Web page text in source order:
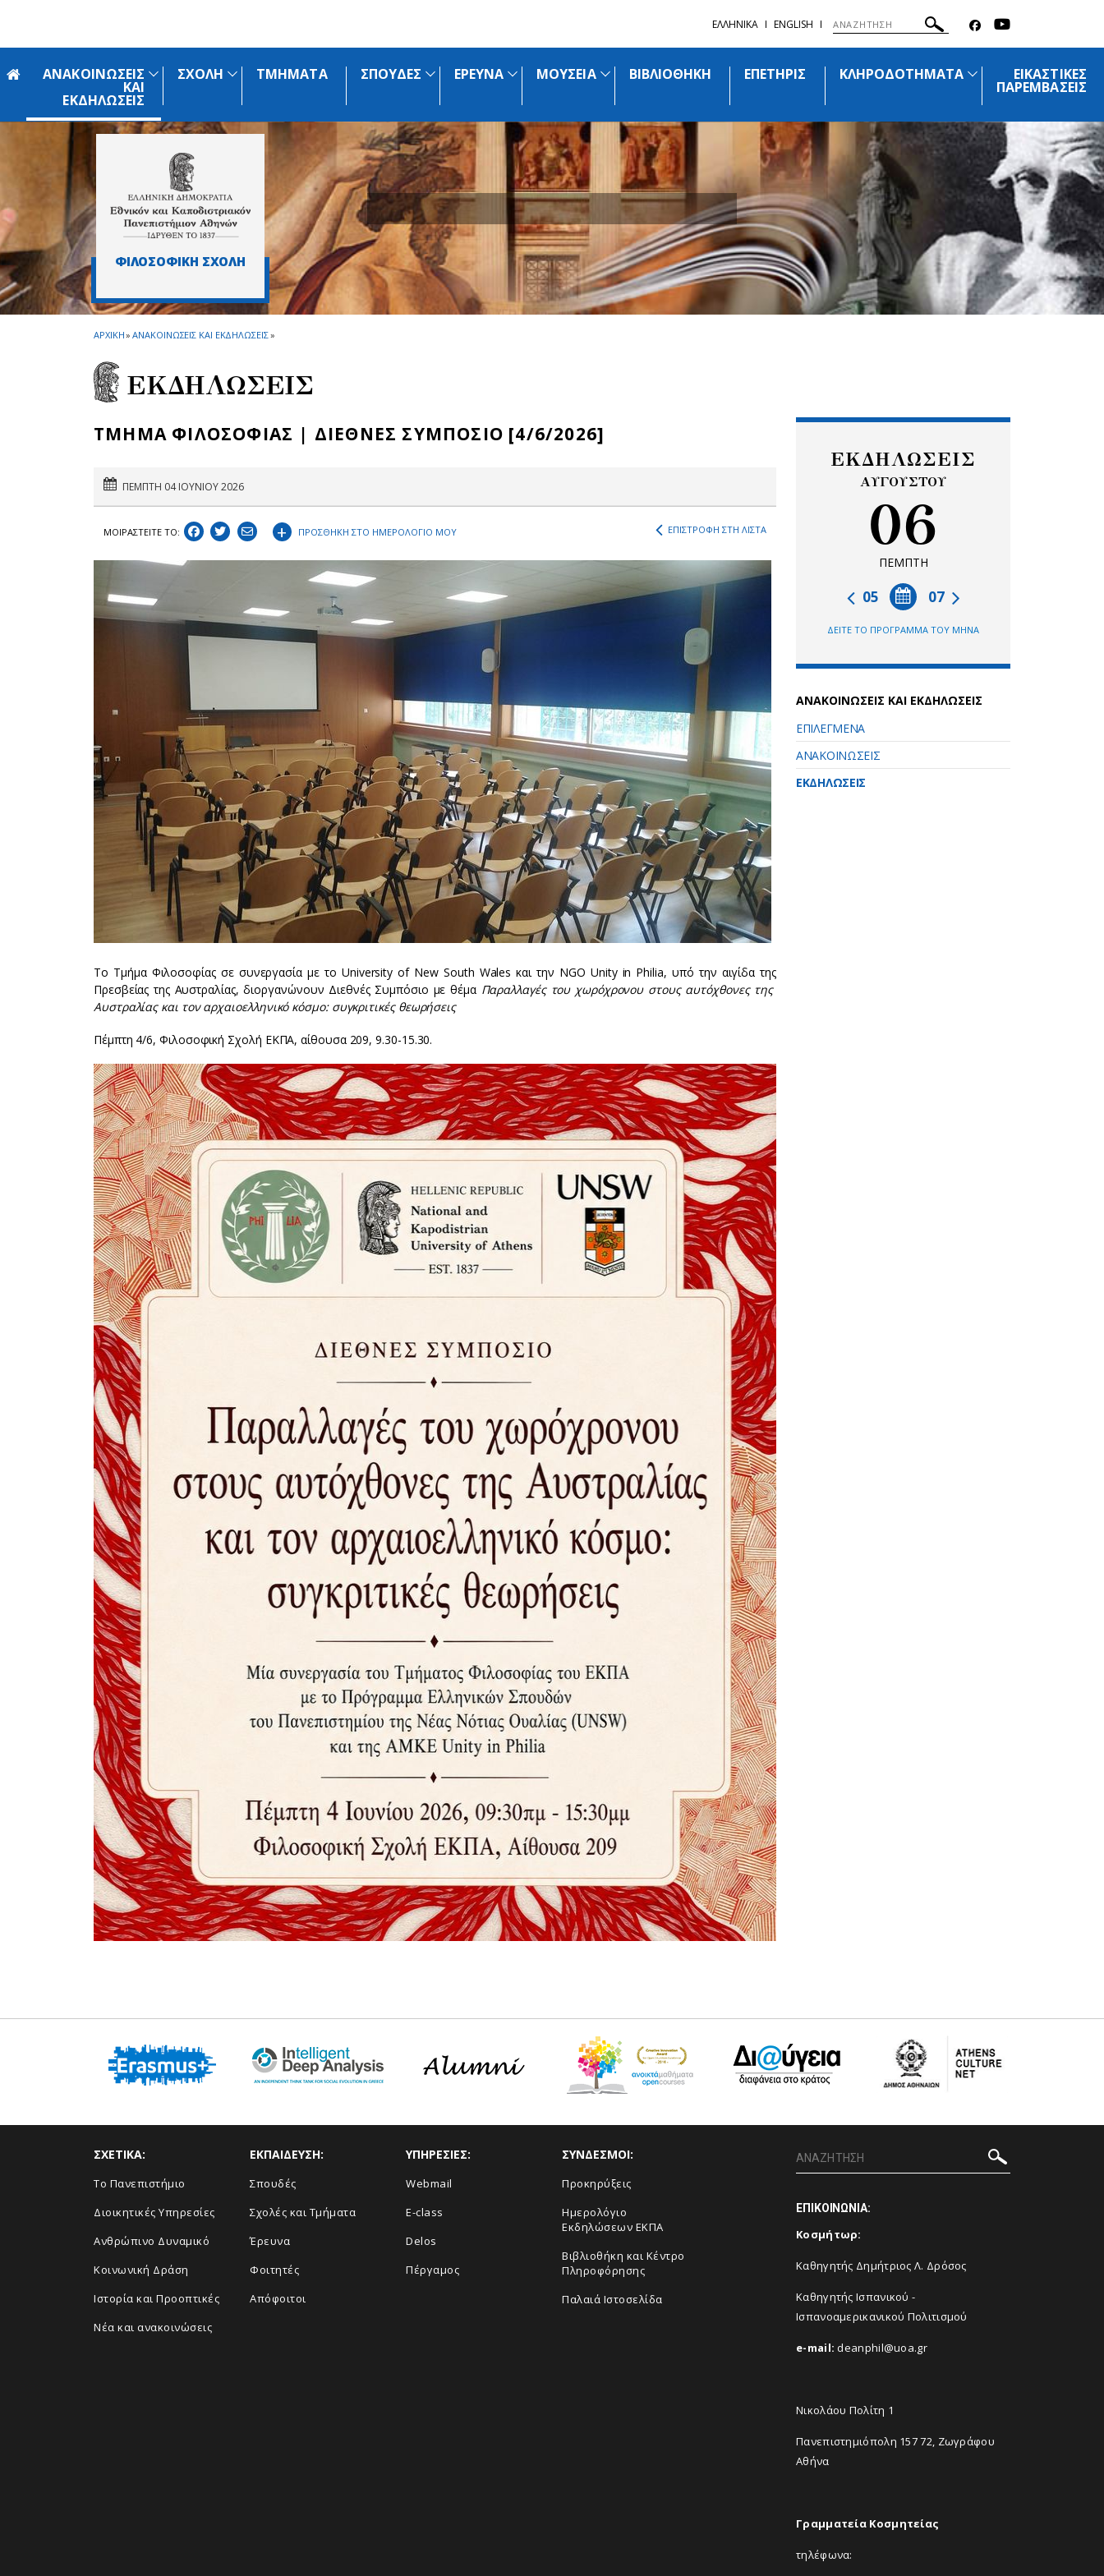
ΕΛΛΗΝΙΚΑ ENGLISH
ΑΝΑΚΟΙΝΩΣΕΙΣ
ΚΑΙ
ΕΚΔΗΛΩΣΕΙΣ
ΣΧΟΛΗ ΤΜΗΜΑΤΑ ΣΠΟΥΔΕΣ ΕΡΕΥΝΑ ΜΟΥΣΕΙΑ ΒΙΒΛΙΟΘΗΚΗ ΕΠΕΤΗΡΙΣ ΚΛΗΡΟΔΟΤΗΜΑΤΑ ΕΙΚΑΣΤΙΚΕΣ
ΠΑΡΕΜΒΑΣΕΙΣ
ΦΙΛΟΣΟΦΙΚΗ ΣΧΟΛΗ
ΑΡΧΙΚΗ» ΑΝΑΚΟΙΝΩΣΕΙΣ ΚΑΙ ΕΚΔΗΛΩΣΕΙΣ»
ΕΚΔΗΛΩΣΕΙΣ
ΤΜΗΜΑ ΦΙΛΟΣΟΦΙΑΣ | ΔΙΕΘΝΕΣ ΣΥΜΠΟΣΙΟ [4/6/2026]
ΠΕΜΠΤΗ 04 ΙΟΥΝΙΟΥ 2026
ΜΟΙΡΑΣΤEIΤΕ ΤΟ: + ΠΡΟΣΘΗΚΗ ΣΤΟ ΗΜΕΡΟΛΟΓΙΟ ΜΟΥ ΕΠΙΣΤΡΟΦΗ ΣΤΗ ΛΙΣΤΑ
Το Τμήμα Φιλοσοφίας σε συνεργασία με το University of New South Wales και την NGO Unity in Philia, υπό την αιγίδα της
Πρεσβείας της Αυστραλίας, διοργανώνουν Διεθνές Συμπόσιο με θέμα Παραλλαγές του χωρόχρονου στους αυτόχθονες της
Αυστραλίας και τον αρχαιοελληνικό κόσμο: συγκριτικές θεωρήσεις
Πέμπτη 4/6, Φιλοσοφική Σχολή ΕΚΠΑ, αίθουσα 209, 9.30-15.30.
ΕΚΔΗΛΩΣΕΙΣ
ΑΥΓΟΥΣΤΟΥ
06
ΠΕΜΠΤΗ
07
05
ΔΕΙΤΕ ΤΟ ΠΡΟΓΡΑΜΜΑ ΤΟΥ ΜΗΝΑ
ΑΝΑΚΟΙΝΩΣΕΙΣ ΚΑΙ ΕΚΔΗΛΩΣΕΙΣ
ΕΠΙΛΕΓΜΕΝΑ
ΑΝΑΚΟΙΝΩΣΕΙΣ
ΕΚΔΗΛΩΣΕΙΣ
ΣΧΕΤΙΚΑ:
Το Πανεπιστήμιο
Διοικητικές Υπηρεσίες
Ανθρώπινο Δυναμικό
Κοινωνική Δράση
Ιστορία και Προοπτικές
Νέα και ανακοινώσεις
ΕΚΠΑΙΔΕΥΣΗ:
Σπουδές
Σχολές και Τμήματα
Έρευνα
Φοιτητές
Απόφοιτοι
ΥΠΗΡΕΣΙΕΣ:
Webmail
E-class
Delos
Πέργαμος
ΣΥΝΔΕΣΜΟΙ:
Προκηρύξεις
Ημερολόγιο
Εκδηλώσεων ΕΚΠΑ
Βιβλιοθήκη και Κέντρο
Πληροφόρησης
Παλαιά Ιστοσελίδα
ΕΠΙΚΟΙΝΩΝΙΑ:
Κοσμήτωρ:
Καθηγητής Δημήτριος Λ. Δρόσος
Καθηγητής Ισπανικού -
Ισπανοαμερικανικού Πολιτισμού
e-mail: deanphil@uoa.gr
Νικολάου Πολίτη 1
Πανεπιστημιόπολη 157 72, Ζωγράφου
Αθήνα
Γραμματεία Κοσμητείας
τηλέφωνα: